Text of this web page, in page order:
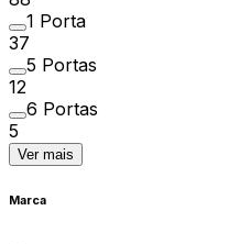
1 Porta
37
5 Portas
12
6 Portas
5
Ver mais
Marca